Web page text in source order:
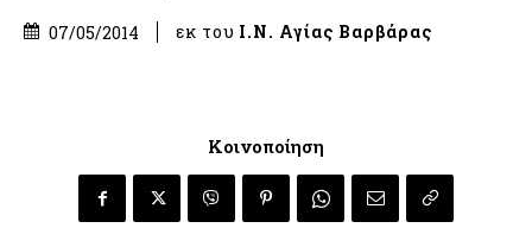
07/05/2014 εκ του Ι.Ν. Αγίας Βαρβάρας
Κοινοποίηση